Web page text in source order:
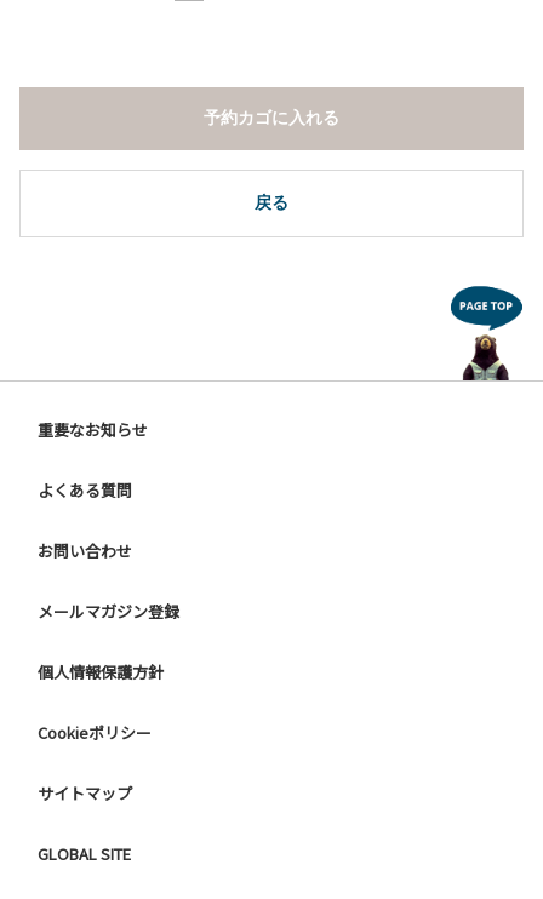
戻る
予約カゴに入れる
重要なお知らせ
よくある質問
お問い合わせ
メールマガジン登録
個人情報保護方針
Cookieポリシー
サイトマップ
GLOBAL SITE